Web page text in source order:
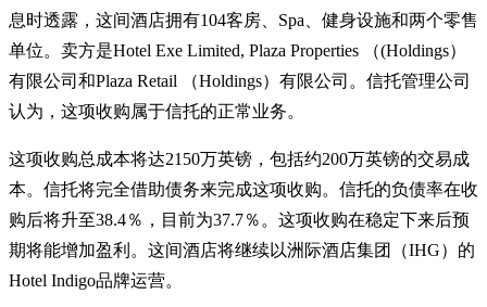
息时透露，这间酒店拥有104客房、Spa、健身设施和两个零售
单位。卖方是Hotel Exe Limited, Plaza Properties （(Holdings）
有限公司和Plaza Retail （Holdings）有限公司。信托管理公司
认为，这项收购属于信托的正常业务。
这项收购总成本将达2150万英镑，包括约200万英镑的交易成
本。信托将完全借助债务来完成这项收购。信托的负债率在收
购后将升至38.4％，目前为37.7％。这项收购在稳定下来后预
期将能增加盈利。这间酒店将继续以洲际酒店集团（IHG）的
Hotel Indigo品牌运营。